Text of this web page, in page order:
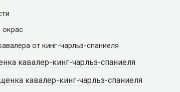
окрас
от кинг-чарльз-спаниеля
кавалер-кинг-чарльз-спаниеля
кавалер-кинг-чарльз-спаниеля